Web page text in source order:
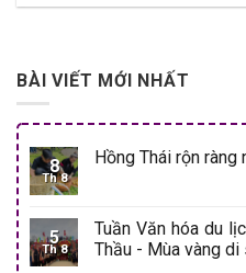
BÀI VIẾT MỚI NHẤT
8
Th 8
Hồng Thái rộn ràng
5
Th 8
Tuần Văn hóa du
Thầu - Mùa vàng di